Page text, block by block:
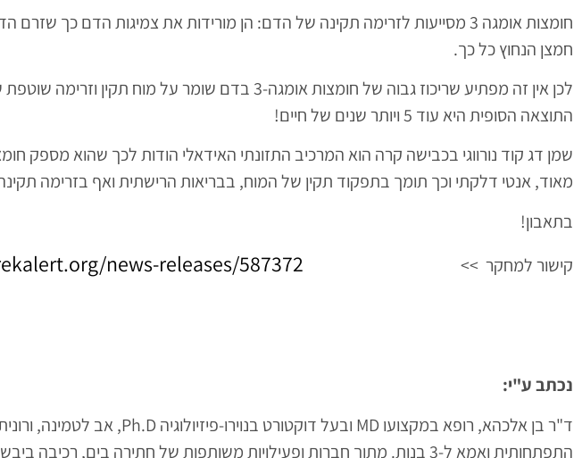
חומצות אומגה 3 מסייעות לזרימה תקינה של הדם: הן מורידות את צמיגות הדם כך
חמצן הנחוץ כל כך.
לכן אין זה מפתיע שריכוז גבוה של חומצות אומגה-3 בדם שומר על
התוצאה הסופית היא עוד 5 ויותר שנים של חיים!
מאוד, אנטי דלקתי וכך תומך בתפקוד תקין של המוח, בבריאות הרישתית ואף בזרימה
בתאבון!
קישור למחקר >> news-releases/587372
נכתב ע"י:
התפתחותית ואמא ל-3 בנות. מתוך חברות ופעילויות משותפות של חתירה בים,